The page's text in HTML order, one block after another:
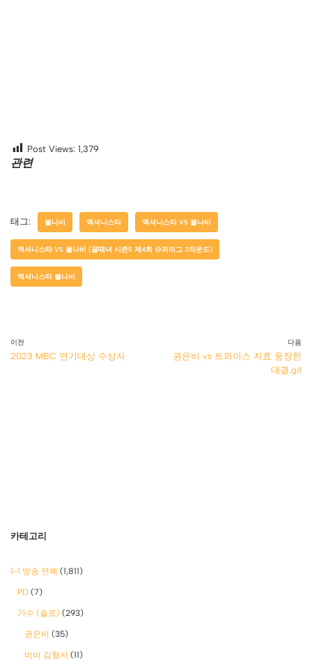
Post Views: 1,379
관련
태그: 불나비 액셔니스타 액셔니스타 VS 불나비
액셔니스타 VS 불나비 (골때녀 시즌5 제4회 슈퍼리그 3라운드)
액셔니스타 불나비
이전
2023 MBC 연기대상 수상자
다음
권은비 vs 트와이스 지효 웅장한
대결.gif
카테고리
1-1 방송 연예 (1,811)
PD (7)
가수 (솔로) (293)
권은비 (35)
비비 김형서 (11)